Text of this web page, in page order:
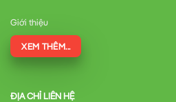
Giới thiệu
XEM THÊM...
ĐỊA CHỈ LIÊN HỆ